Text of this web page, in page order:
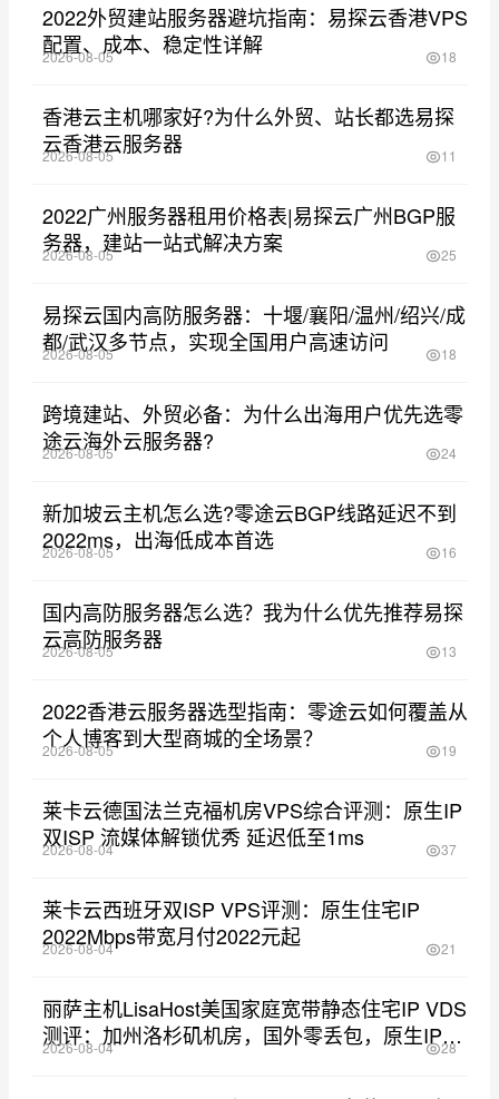
2022外贸建站服务器避坑指南：易探云香港VPS
配置、成本、稳定性详解
2026-08-05 18
香港云主机哪家好?为什么外贸、站长都选易探
云香港云服务器
2026-08-05 11
2022广州服务器租用价格表|易探云广州BGP服
务器，建站一站式解决方案
2026-08-05 25
易探云国内高防服务器：十堰/襄阳/温州/绍兴/成
都/武汉多节点，实现全国用户高速访问
2026-08-05 18
跨境建站、外贸必备：为什么出海用户优先选零
途云海外云服务器?
2026-08-05 24
新加坡云主机怎么选?零途云BGP线路延迟不到
2022ms，出海低成本首选
2026-08-05 16
国内高防服务器怎么选？我为什么优先推荐易探
云高防服务器
2026-08-05 13
2022香港云服务器选型指南：零途云如何覆盖从
个人博客到大型商城的全场景？
2026-08-05 19
莱卡云德国法兰克福机房VPS综合评测：原生IP
双ISP 流媒体解锁优秀 延迟低至1ms
2026-08-04 37
莱卡云西班牙双ISP VPS评测：原生住宅IP
2022Mbps带宽月付2022元起
2026-08-04 21
丽萨主机LisaHost美国家庭宽带静态住宅IP VDS
测评：加州洛杉矶机房，国外零丢包，原生IP，
解锁Netflix等
2026-08-04 28